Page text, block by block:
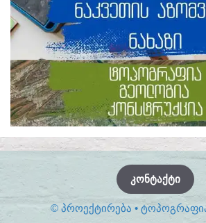
ᲙᲝᲜᲢᲐᲥᲢᲘ
© ᲞᲠᲝᲔᲥᲢᲘᲠᲔᲑᲐ •